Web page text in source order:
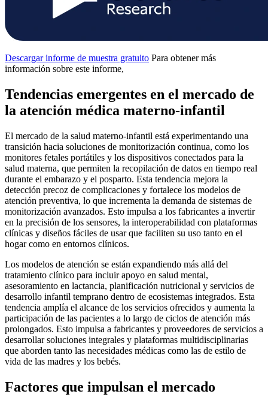
Descargar informe de muestra gratuito Para obtener más
información sobre este informe,
Tendencias emergentes en el mercado de
la atención médica materno-infantil
El mercado de la salud materno-infantil está experimentando una
transición hacia soluciones de monitorización continua, como los
monitores fetales portátiles y los dispositivos conectados para la
salud materna, que permiten la recopilación de datos en tiempo real
durante el embarazo y el posparto. Esta tendencia mejora la
detección precoz de complicaciones y fortalece los modelos de
atención preventiva, lo que incrementa la demanda de sistemas de
monitorización avanzados. Esto impulsa a los fabricantes a invertir
en la precisión de los sensores, la interoperabilidad con plataformas
clínicas y diseños fáciles de usar que faciliten su uso tanto en el
hogar como en entornos clínicos.
Los modelos de atención se están expandiendo más allá del
tratamiento clínico para incluir apoyo en salud mental,
asesoramiento en lactancia, planificación nutricional y servicios de
desarrollo infantil temprano dentro de ecosistemas integrados. Esta
tendencia amplía el alcance de los servicios ofrecidos y aumenta la
participación de las pacientes a lo largo de ciclos de atención más
prolongados. Esto impulsa a fabricantes y proveedores de servicios a
desarrollar soluciones integrales y plataformas multidisciplinarias
que aborden tanto las necesidades médicas como las de estilo de
vida de las madres y los bebés.
Factores que impulsan el mercado